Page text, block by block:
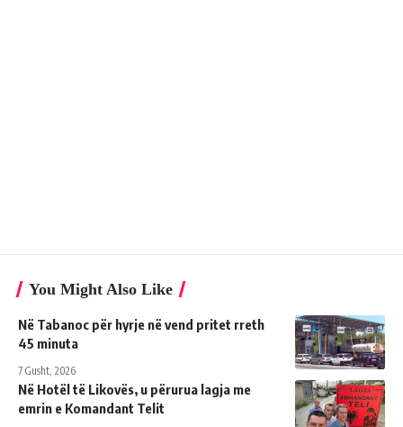
You Might Also Like
Në Tabanoc për hyrje në vend pritet rreth
45 minuta
7 Gusht, 2026
Në Hotël të Likovës, u përurua lagja me
emrin e Komandant Telit